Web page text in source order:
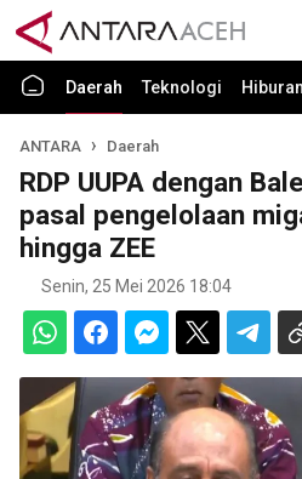
Daerah Teknologi Hiburan
ANTARA Daerah
RDP UUPA dengan
pasal pengelolaan
hingga ZEE
Senin, 25 Mei 2026 18:04